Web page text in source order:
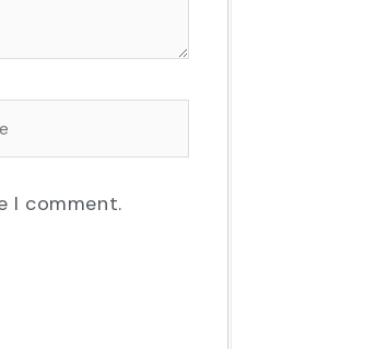
I comment.